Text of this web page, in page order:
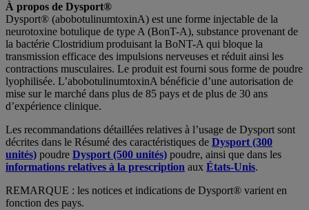
À propos de Dysport®
Dysport® (abobotulinumtoxinA) est une forme injectable de la
neurotoxine botulique de type A (BonT-A), substance provenant de
la bactérie Clostridium produisant la BoNT-A qui bloque la
transmission efficace des impulsions nerveuses et réduit ainsi les
contractions musculaires. Le produit est fourni sous forme de poudre
lyophilisée. L’abobotulinumtoxinA bénéficie d’une autorisation de
mise sur le marché dans plus de 85 pays et de plus de 30 ans
d’expérience clinique.
Les recommandations détaillées relatives à l’usage de Dysport sont
décrites dans le Résumé des caractéristiques de Dysport (300
unités) poudre Dysport (500 unités) poudre, ainsi que dans les
informations relatives à la prescription aux États-Unis.
REMARQUE : les notices et indications de Dysport® varient en
fonction des pays.